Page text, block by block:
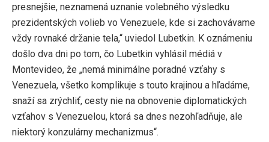
presnejšie, neznamená uznanie volebného výsledku
prezidentských volieb vo Venezuele, kde si zachovávame
vždy rovnaké držanie tela,“ uviedol Lubetkin. K oznámeniu
došlo dva dni po tom, čo Lubetkin vyhlásil médiá v
Montevideo, že „nemá minimálne poradné vzťahy s
Venezuela, všetko komplikuje s touto krajinou a hľadáme,
snaží sa zrýchliť, cesty nie na obnovenie diplomatických
vzťahov s Venezuelou, ktorá sa dnes nezohľadňuje, ale
niektorý konzulárny mechanizmus“.